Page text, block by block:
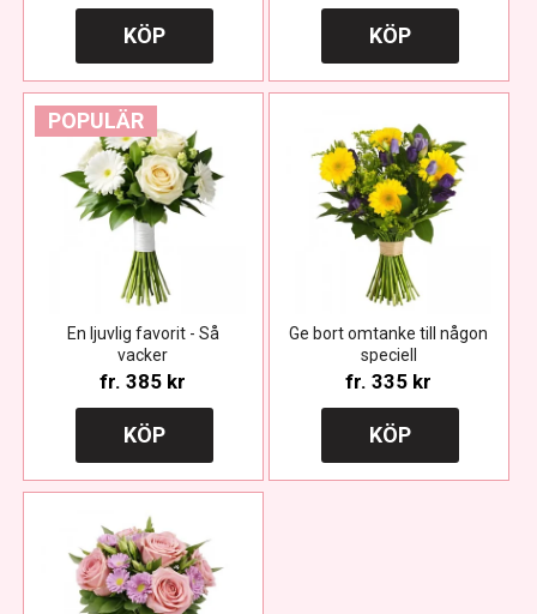
KÖP KÖP
POPULÄR
En ljuvlig favorit - Så
vacker
fr. 385 kr
KÖP
Ge bort omtanke till någon
speciell
fr. 335 kr
KÖP